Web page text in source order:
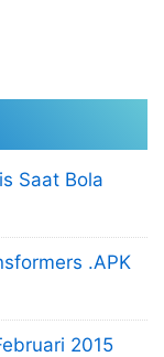
Saat Bola
.APK
2015